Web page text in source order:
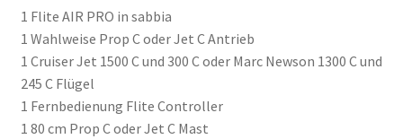
1 Flite AIR PRO in sabbia
1 Wahlweise Prop C oder Jet C Antrieb
1 Cruiser Jet 1500 C und 300 C oder Marc Newson 1300 C und
245 C Flügel
1 Fernbedienung Flite Controller
1 80 cm Prop C oder Jet C Mast